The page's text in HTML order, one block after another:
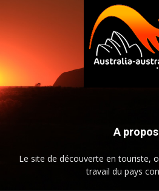
A propos
Le site de découverte en touriste,
travail du pays